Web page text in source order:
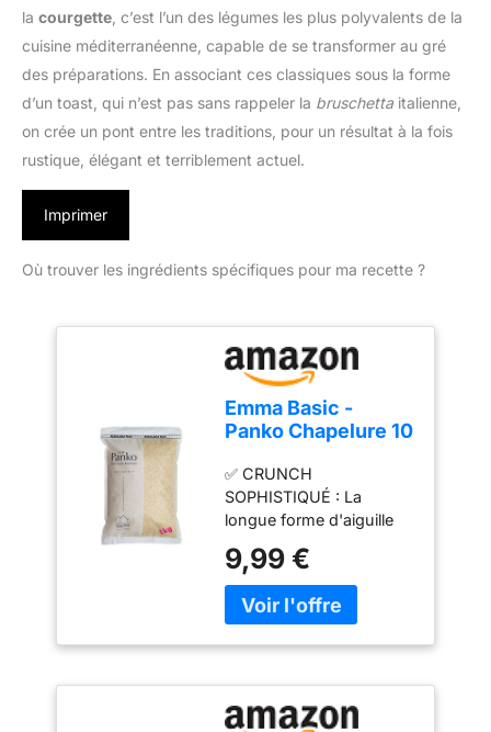
la courgette , c’est l’un des légumes les plus polyvalents de la
cuisine méditerranéenne, capable de se transformer au gré
des préparations. En associant ces classiques sous la forme
d’un toast, qui n’est pas sans rappeler la bruschetta italienne,
on crée un pont entre les traditions, pour un résultat à la fois
rustique, élégant et terriblement actuel.
Imprimer
Où trouver les ingrédients spécifiques pour ma recette ?
Emma Basic -
Panko Chapelure 10
1kg Sac |Aiguille
longue -Forme|
Moins gras | Extra
Croustillant | Style
japonais |
✅ CRUNCH
SOPHISTIQUÉ : La
longue forme d'aiguille
absorbe moins d'huile
que la chapelure
ordinaire et draine plus
moelleux. Une fois que
vous aurez essayé
Emma Basic Panko, vous
9,99 €